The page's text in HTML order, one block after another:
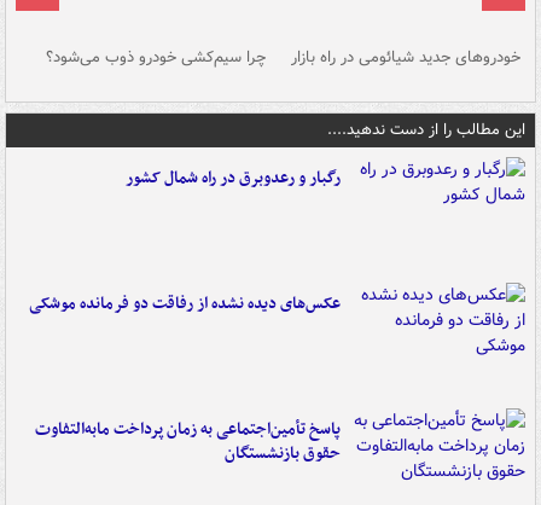
خودروهای جدید شیائومی در راه بازار چرا سیم‌کشی خودرو ذوب می‌شود؟
این مطالب را از دست ندهید....
رگبار و رعدوبرق در راه شمال کشور
عکس‌های دیده نشده از رفاقت دو فرمانده‌ موشکی
پاسخ تأمین‌اجتماعی به زمان پرداخت مابه‌التفاوت
حقوق بازنشستگان